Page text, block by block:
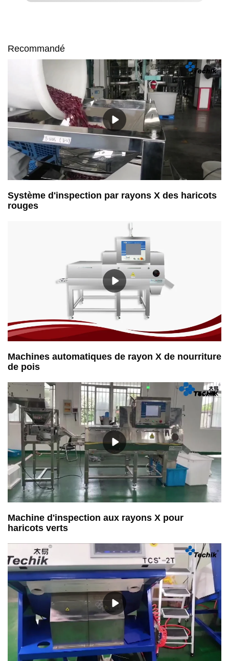
Recommandé
Système d'inspection par rayons X des haricots
rouges
Machines automatiques de rayon X de nourriture
de pois
Machine d'inspection aux rayons X pour
haricots verts